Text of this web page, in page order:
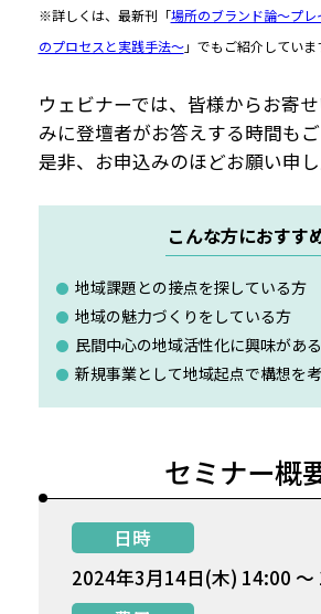
※詳しくは、最新刊「場所のブランド論～プ
のプロセスと実践手法～」でもご紹介していま
ウェビナーでは、皆様からお寄
みに登壇者がお答えする時間もご
是非、お申込みのほどお願い申し
こんな方におすす
⚫ 地域課題との接点を探している方
⚫ 地域の魅力づくりをしている方
⚫ 民間中心の地域活性化に興味があ
⚫ 新規事業として地域起点で構想を
セミナー概
日時
2024年3月14日(木) 14:00 ～